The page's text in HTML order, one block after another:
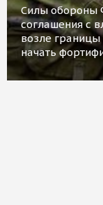
Силы обороны
соглашения с
возле
начать